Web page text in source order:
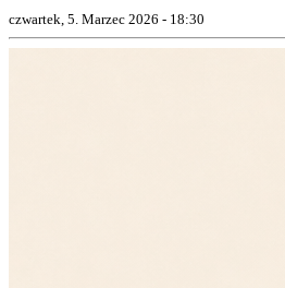
czwartek, 5. Marzec 2026 - 18:30